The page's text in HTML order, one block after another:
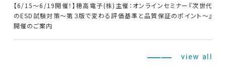
会社概要
【6/15～6/19開催！】穂高電子(株)主催：オンラインセミナー『次世代
のESD試験対策～第３版で変わる評価基準と品質保証のポイント～』
開催のご案内
view all